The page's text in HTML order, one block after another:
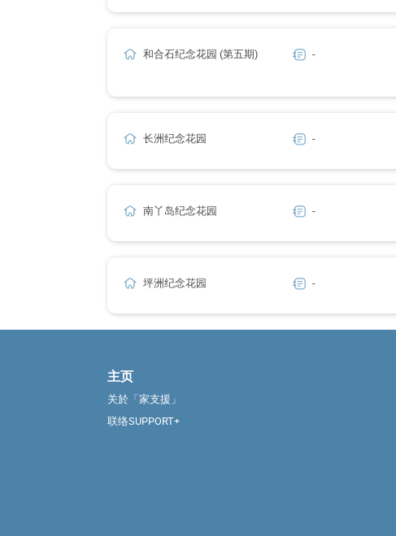
和合石纪念花园 (第五期) -
长洲纪念花园 -
南丫岛纪念花园 -
坪洲纪念花园 -
主页
关於「家支援」
联络SUPPORT+